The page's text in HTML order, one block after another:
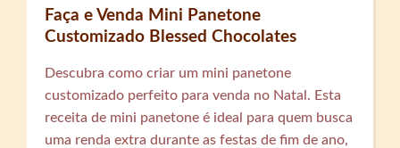
Faça e Venda Mini Panetone
Customizado Blessed Chocolates
Descubra como criar um mini panetone
customizado perfeito para venda no Natal. Esta
receita de mini panetone é ideal para quem busca
uma renda extra durante as festas de fim de ano,